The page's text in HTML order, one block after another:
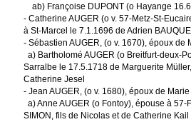
ab) Françoise DUPONT (o Hayange
- Catherine AUGER (o v. 57-Metz-St-
à St-Marcel le 7.1.1696 de Adrien
- Sébastien AUGER, (o v. 1670), époux de
a) Bartholomé AUGER (o Breitfurt-deux-
Sarralbe le 17.5.1718 de Marguerite
Catherine Jesel
- Jean AUGER, (o v. 1680), époux de
a) Anne AUGER (o Fontoy), épouse à
SIMON, fils de Nicolas et de Catherine Kail